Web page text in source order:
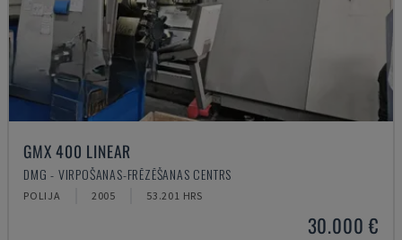
GMX 400 LINEAR
DMG - VIRPOŠANAS-FRĒZĒŠANAS CENTRS
POLIJA 2005 53.201 HRS
30.000 €